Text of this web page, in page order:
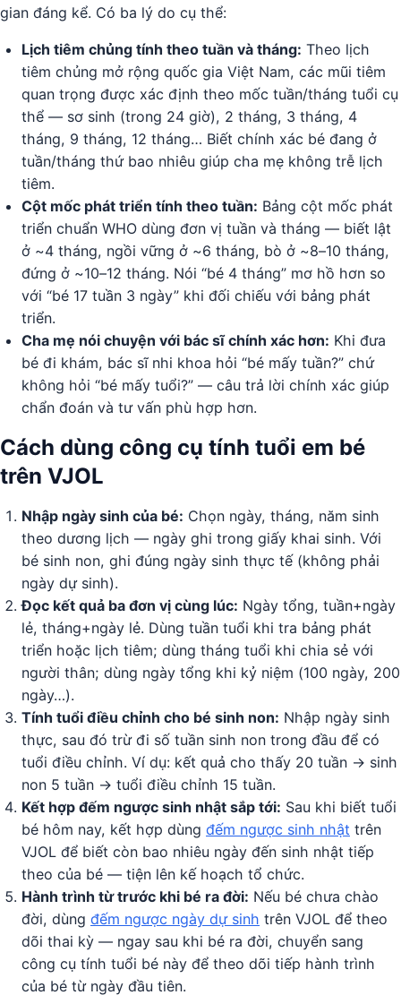
gian đáng kể. Có ba lý do cụ thể:
Lịch tiêm chủng tính theo tuần và tháng: Theo lịch
tiêm chủng mở rộng quốc gia Việt Nam, các mũi tiêm
quan trọng được xác định theo mốc tuần/tháng tuổi cụ
thể — sơ sinh (trong 24 giờ), 2 tháng, 3 tháng, 4
tháng, 9 tháng, 12 tháng… Biết chính xác bé đang ở
tuần/tháng thứ bao nhiêu giúp cha mẹ không trễ lịch
tiêm.
Cột mốc phát triển tính theo tuần: Bảng cột mốc phát
triển chuẩn WHO dùng đơn vị tuần và tháng — biết lật
ở ~4 tháng, ngồi vững ở ~6 tháng, bò ở ~8–10 tháng,
đứng ở ~10–12 tháng. Nói “bé 4 tháng” mơ hồ hơn so
với “bé 17 tuần 3 ngày” khi đối chiếu với bảng phát
triển.
Cha mẹ nói chuyện với bác sĩ chính xác hơn: Khi đưa
bé đi khám, bác sĩ nhi khoa hỏi “bé mấy tuần?” chứ
không hỏi “bé mấy tuổi?” — câu trả lời chính xác giúp
chẩn đoán và tư vấn phù hợp hơn.
Cách dùng công cụ tính tuổi em bé
trên VJOL
Nhập ngày sinh của bé: Chọn ngày, tháng, năm sinh
theo dương lịch — ngày ghi trong giấy khai sinh. Với
bé sinh non, ghi đúng ngày sinh thực tế (không phải
ngày dự sinh).
Đọc kết quả ba đơn vị cùng lúc: Ngày tổng, tuần+ngày
lẻ, tháng+ngày lẻ. Dùng tuần tuổi khi tra bảng phát
triển hoặc lịch tiêm; dùng tháng tuổi khi chia sẻ với
người thân; dùng ngày tổng khi kỷ niệm (100 ngày, 200
ngày…).
Tính tuổi điều chỉnh cho bé sinh non: Nhập ngày sinh
thực, sau đó trừ đi số tuần sinh non trong đầu để có
tuổi điều chỉnh. Ví dụ: kết quả cho thấy 20 tuần → sinh
non 5 tuần → tuổi điều chỉnh 15 tuần.
Kết hợp đếm ngược sinh nhật sắp tới: Sau khi biết tuổi
bé hôm nay, kết hợp dùng đếm ngược sinh nhật trên
VJOL để biết còn bao nhiêu ngày đến sinh nhật tiếp
theo của bé — tiện lên kế hoạch tổ chức.
Hành trình từ trước khi bé ra đời: Nếu bé chưa chào
đời, dùng đếm ngược ngày dự sinh trên VJOL để theo
dõi thai kỳ — ngay sau khi bé ra đời, chuyển sang
công cụ tính tuổi bé này để theo dõi tiếp hành trình
của bé từ ngày đầu tiên.